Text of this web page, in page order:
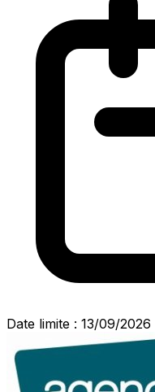
Date limite : 13/09/2026